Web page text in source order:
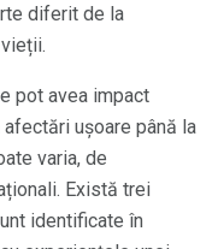
diferit de la
pot avea impact
ușoare până la
varia, de
Există trei
identificate în